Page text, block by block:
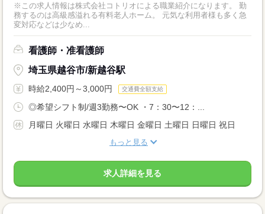
※この求人情報は株式会社コトリオによる職業紹介になります。 勤
務するのは高級感溢れる有料老人ホーム。 元気な利用者様も多く急
変対応などは少なめ...
看護師・准看護師
埼玉県越谷市/新越谷駅
時給2,400円～3,000円 交通費全額支給
◎希望シフト制/週3勤務〜OK ・7：30〜12：...
月曜日 火曜日 水曜日 木曜日 金曜日 土曜日 日曜日 祝日
もっと見る
求人詳細を見る